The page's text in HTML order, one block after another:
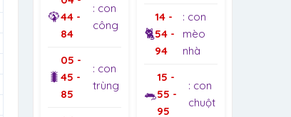
🦚44 -
84
: con
công
🐛
05 -
45 -
85
: con
trùng
🐈
14 -
54 -
94
: con
mèo
nhà
🐀
15 -
55 -
95
: con
chuột